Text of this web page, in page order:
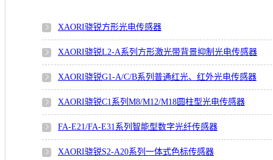
XAORI骁锐方形光电传感器
XAORI骁锐L2-A系列方形激光带背景抑制光电传感器
XAORI骁锐G1-A/C/B系列普通红光、红外光电传感器
XAORI骁锐C1系列M8/M12/M18圆柱型光电传感器
FA-E21/FA-E31系列智能型数字光纤传感器
XAORI骁锐S2-A20系列一体式色标传感器